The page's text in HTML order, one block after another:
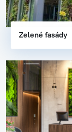
Zelené fasády